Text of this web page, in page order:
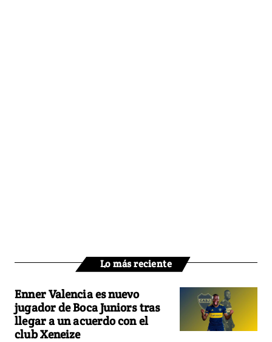
Lo más reciente
Enner Valencia es nuevo
jugador de Boca Juniors tras
llegar a un acuerdo con el
club Xeneize